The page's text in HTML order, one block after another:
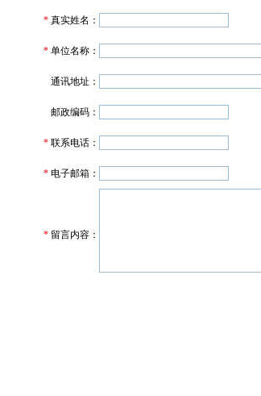
* 真实姓名：
* 单位名称：
通讯地址：
邮政编码：
* 联系电话：
* 电子邮箱：
* 留言内容：